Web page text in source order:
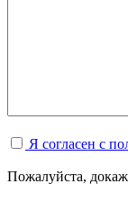
Я согласен с
Пожалуйста,